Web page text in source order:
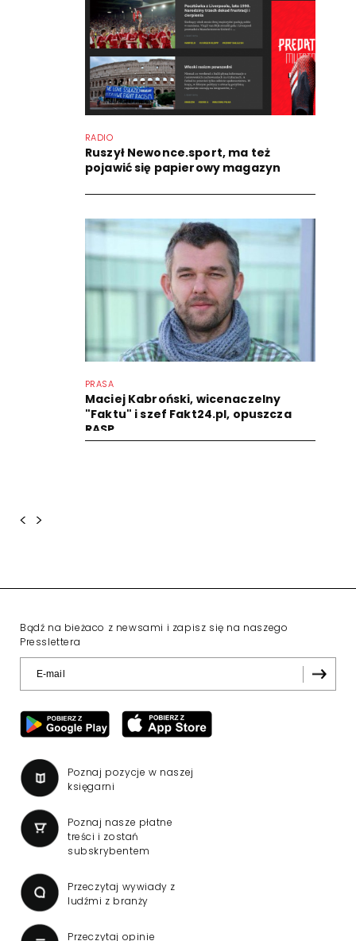
RADIO
Ruszył Newonce.sport, ma też
pojawić się papierowy magazyn
PRASA
Maciej Kabroński, wicenaczelny
"Faktu" i szef Fakt24.pl, opuszcza
RASP
< >
Bądź na bieżaco z newsami i zapisz się na naszego
Presslettera
Poznaj pozycje w naszej
księgarni
Poznaj nasze płatne
treści i zostań
subskrybentem
Przeczytaj wywiady z
ludźmi z branży
Przeczytaj opinie